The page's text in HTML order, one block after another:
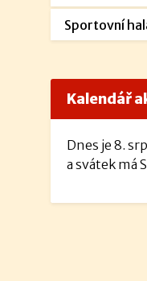
Sportovní
Kalendář
Dnes je 8.
a svátek má